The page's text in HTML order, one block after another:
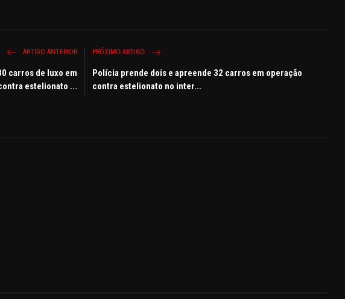
ARTIGO ANTERIOR
carros de luxo em
estelionato ...
PRÓXIMO ARTIGO
Polícia prende dois e apreende 32 carros em operação
contra estelionato no inter...